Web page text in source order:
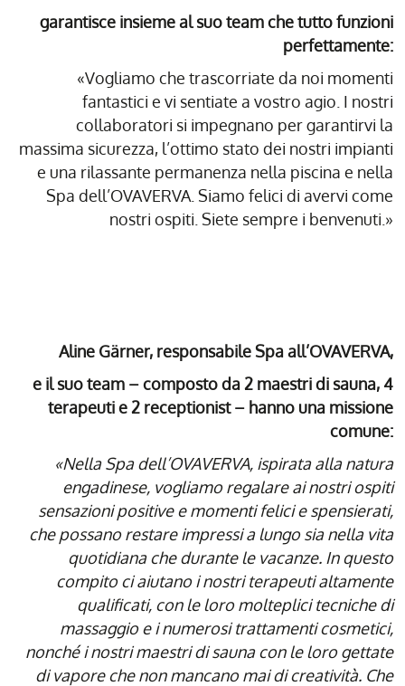
garantisce insieme al suo team che tutto funzioni
perfettamente:
«Vogliamo che trascorriate da noi momenti
fantastici e vi sentiate a vostro agio. I nostri
collaboratori si impegnano per garantirvi la
massima sicurezza, l’ottimo stato dei nostri impianti
e una rilassante permanenza nella piscina e nella
Spa dell’OVAVERVA. Siamo felici di avervi come
nostri ospiti. Siete sempre i benvenuti.»
Aline Gärner, responsabile Spa all’OVAVERVA,
e il suo team – composto da 2 maestri di sauna, 4
terapeuti e 2 receptionist – hanno una missione
comune:
«Nella Spa dell’OVAVERVA, ispirata alla natura
engadinese, vogliamo regalare ai nostri ospiti
sensazioni positive e momenti felici e spensierati,
che possano restare impressi a lungo sia nella vita
quotidiana che durante le vacanze. In questo
compito ci aiutano i nostri terapeuti altamente
qualificati, con le loro molteplici tecniche di
massaggio e i numerosi trattamenti cosmetici,
nonché i nostri maestri di sauna con le loro gettate
di vapore che non mancano mai di creatività. Che